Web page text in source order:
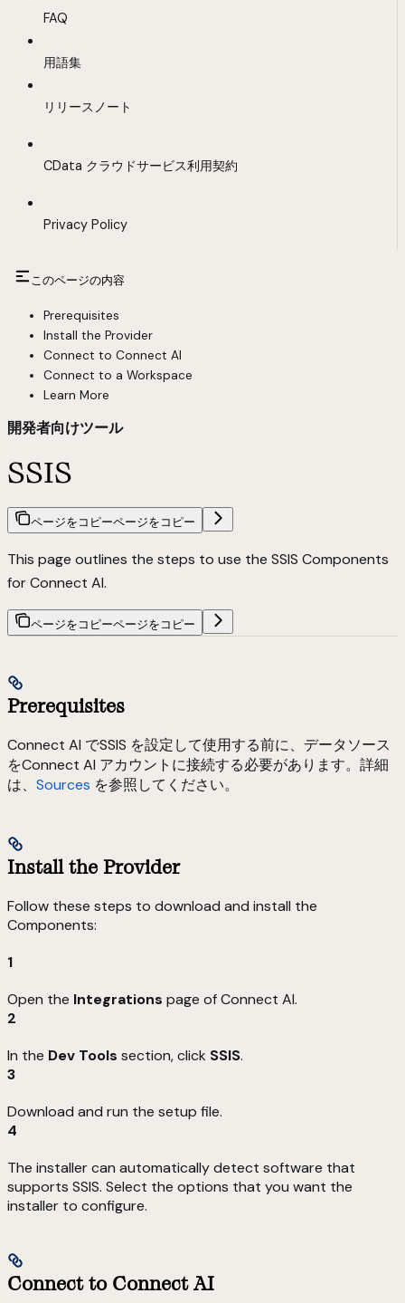
FAQ
用語集
リリースノート
CData クラウドサービス利用契約
Privacy Policy
このページの内容
Prerequisites
Install the Provider
Connect to Connect AI
Connect to a Workspace
Learn More
開発者向けツール
SSIS
ページをコピーページをコピー
This page outlines the steps to use the SSIS Components
for Connect AI.
ページをコピーページをコピー
Prerequisites
Connect AI でSSIS を設定して使用する前に、データソース
をConnect AI アカウントに接続する必要があります。詳細
は、 Sources を参照してください。
Install the Provider
Follow these steps to download and install the
Components:
1
Open the Integrations page of Connect AI.
2
In the Dev Tools section, click SSIS.
3
Download and run the setup file.
4
The installer can automatically detect software that
supports SSIS. Select the options that you want the
installer to configure.
Connect to Connect AI